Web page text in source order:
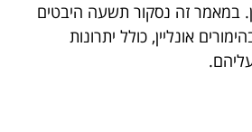
במאמר זה נסקור תשעה היבטים
אונליין, כולל יתרונות